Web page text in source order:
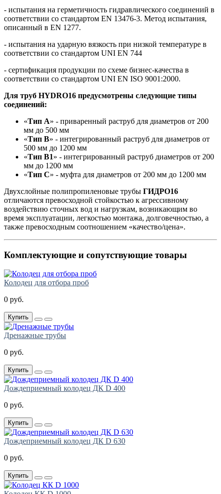
- испытания на герметичность гидравлического соединений в
соответствии со стандартом EN 13476-3. Метод испытания,
описанный в EN 1277.
- испытания на ударную вязкость при низкой температуре в
соответствии со стандартом UNI EN 744
- сертификация продукции по схеме бизнес-качества в
соответствии со стандартом UNI EN ISO 9001:2000.
Для труб HYDRO16 предусмотрены следующие типы
соединений:
«Тип А» - приваренный раструб для диаметров от 200
мм до 500 мм
«Тип В» - интегрированный раструб для диаметров от
500 мм до 1200 мм
«Тип В1» - интегрированный раструб диаметров от 200
мм до 1200 мм
«Тип С» - муфта для диаметров от 200 мм до 1200 мм
Двухслойные полипропиленовые трубы ГИДРО16
отличаются превосходной стойкостью к агрессивному
воздействию сточных вод и нагрузкам, возникающим во
время эксплуатации, легкостью монтажа, долговечностью, а
также превосходным соотношением «качество/цена».
Комплектующие и сопутствующие товары
Колодец для отбора проб
0 руб.
Купить
Дренажные трубы
0 руб.
Купить
Дождеприемный колодец ДК D 400
0 руб.
Купить
Дождеприемный колодец ДК D 630
0 руб.
Купить